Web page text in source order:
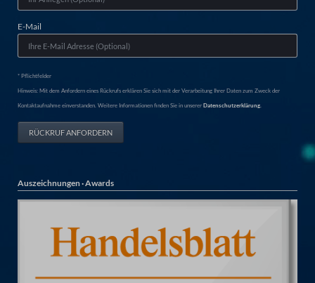
E-Mail
* Pflichtfelder
Hinweis: Mit dem Anfordern eines Rückrufs erklären Sie sich mit der Verarbeitung Ihrer Daten zum Zweck der
Kontaktaufnahme einverstanden. Weitere Informationen finden Sie in unserer Datenschutzerklärung.
RÜCKRUF ANFORDERN
Auszeichnungen · Awards